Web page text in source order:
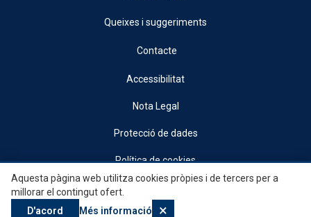
Queixes i suggeriments
Contacte
Accessibilitat
Nota Legal
Protecció de dades
Política de cookies
© 2026, Generalitat • Conselleria d’Indústria, Turisme, Innovació i Comerç •
Institut Valencià de Competitivitat Empresarial
Aquesta pàgina web utilitza cookies pròpies i de tercers per a
millorar el contingut ofert.
D'acord
Més informació ×